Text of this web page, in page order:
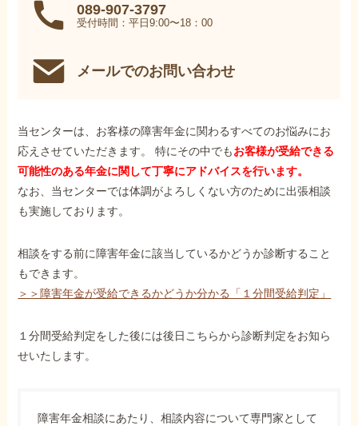
089-907-3797
受付時間：平日9:00〜18：00
メールでのお問い合わせ
当センターは、お客様の障害年金に関わるすべてのお悩みにお
応えさせていただきます。 特にその中でもお客様が受給できる
可能性のある年金に関して丁寧にアドバイスを行います。
なお、当センターでは体調がよろしくない方のために出張相談
も実施しております。
相談をする前に障害年金に該当しているかどうか診断すること
もできます。
＞＞障害年金が受給できるかどうか分かる「１分間受給判定」
１分間受給判定をした後には後日こちらから診断判定をお知ら
せいたします。
障害年金相談にあたり、相談内容について専門家として